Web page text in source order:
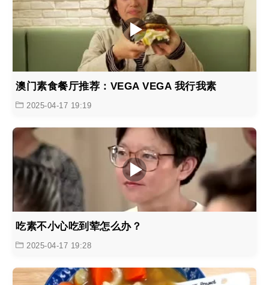
澳门素食餐厅推荐：VEGA VEGA 我行我素
2025-04-17 19:19
吃素不小心吃到荤怎么办？
2025-04-17 19:28